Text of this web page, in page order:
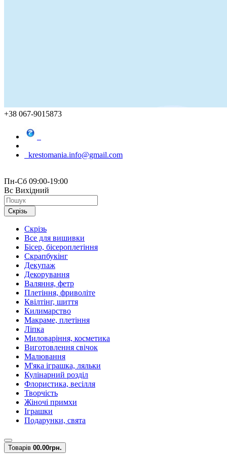
+38 067-9015873
krestomania.info@gmail.com
Пн-Сб 09:00-19:00
Вс Вихідний
Скрізь
Скрізь
Все для вишивки
Бісер, бісероплетіння
Скрапбукінг
Декупаж
Декорування
Валяння, фетр
Плетіння, фриволіте
Квілтінг, шиття
Килимарство
Макраме, плетіння
Ліпка
Миловаріння, косметика
Виготовлення свічок
Малювання
М'яка іграшка, ляльки
Кулінарний розділ
Флористика, весілля
Творчість
Жіночі примхи
Іграшки
Подарунки, свята
Товарів 00.00грн.